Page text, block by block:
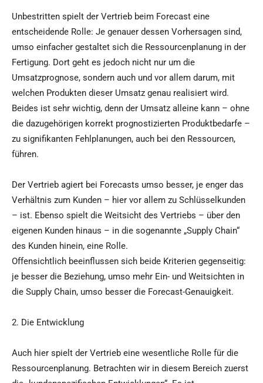
Unbestritten spielt der Vertrieb beim Forecast eine
entscheidende Rolle: Je genauer dessen Vorhersagen sind,
umso einfacher gestaltet sich die Ressourcenplanung in der
Fertigung. Dort geht es jedoch nicht nur um die
Umsatzprognose, sondern auch und vor allem darum, mit
welchen Produkten dieser Umsatz genau realisiert wird.
Beides ist sehr wichtig, denn der Umsatz alleine kann – ohne
die dazugehörigen korrekt prognostizierten Produktbedarfe –
zu signifikanten Fehlplanungen, auch bei den Ressourcen,
führen.
Der Vertrieb agiert bei Forecasts umso besser, je enger das
Verhältnis zum Kunden – hier vor allem zu Schlüsselkunden
– ist. Ebenso spielt die Weitsicht des Vertriebs – über den
eigenen Kunden hinaus – in die sogenannte „Supply Chain“
des Kunden hinein, eine Rolle.
Offensichtlich beeinflussen sich beide Kriterien gegenseitig:
je besser die Beziehung, umso mehr Ein- und Weitsichten in
die Supply Chain, umso besser die Forecast-Genauigkeit.
2. Die Entwicklung
Auch hier spielt der Vertrieb eine wesentliche Rolle für die
Ressourcenplanung. Betrachten wir in diesem Bereich zuerst